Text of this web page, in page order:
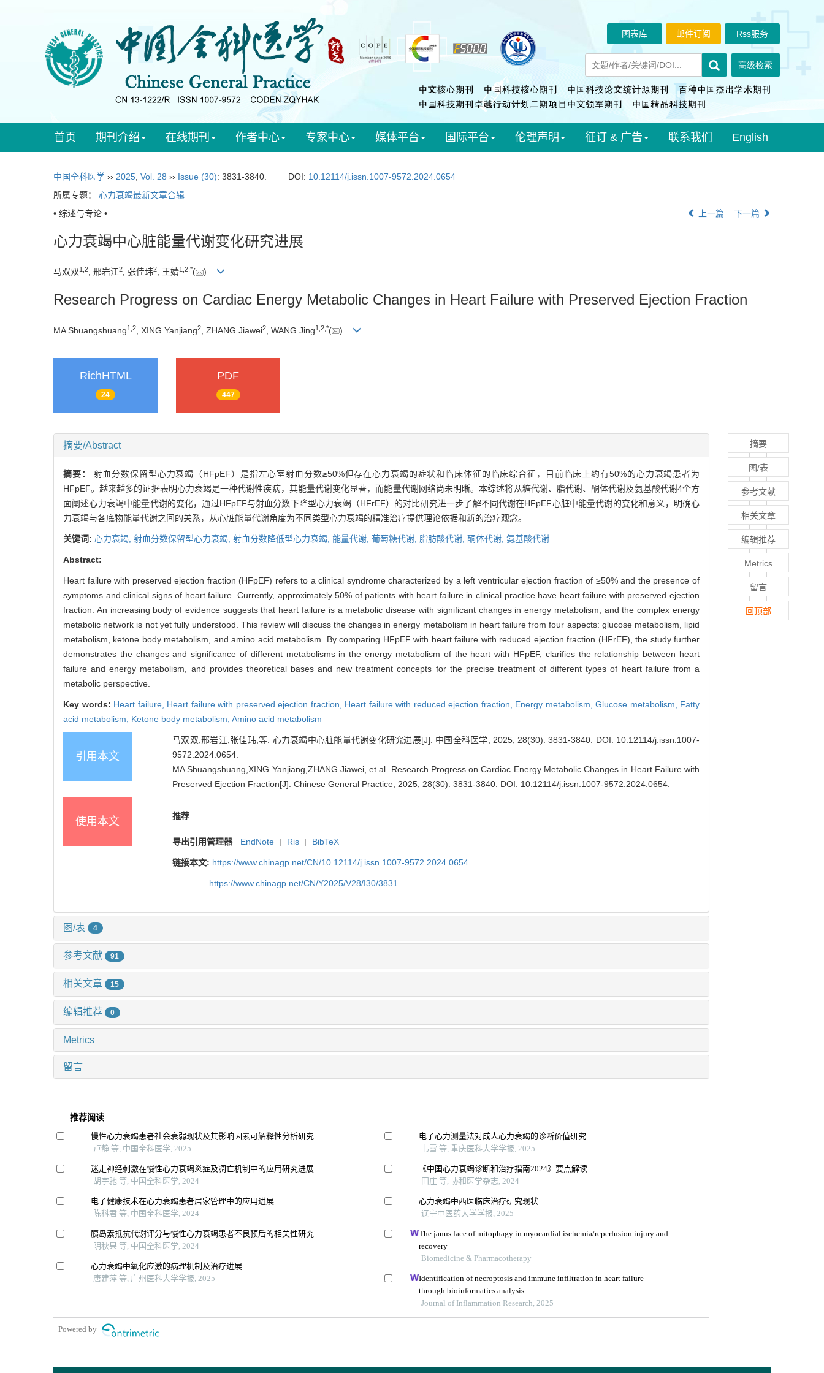
Rss服务
邮件订阅
图表库
首页 期刊介绍 在线期刊 作者中心 专家中心 媒体平台 国际平台 伦理声明 征订 & 广告 联系我们 English
中国全科医学 ›› 2025 Vol. 28 ›› Issue (30): 3831-3840. DOI: 10.12114/j.issn.1007-9572.2024.0654
所属专题： 心力衰竭最新文章合辑
• 综述与专论 •
上一篇 下一篇
心力衰竭中心脏能量代谢变化研究进展
马双双1 2, 邢岩江2, 张佳玮2, 王婧1 2 *( )
Research Progress on Cardiac Energy Metabolic Changes in Heart Failure with Preserved Ejection Fraction
MA Shuangshuang1 2 , XING Yanjiang2 , ZHANG Jiawei2 , WANG Jing1 2 *( )
RichHTML
24
PDF
447
摘要/Abstract
摘要： 射血分数保留型心力衰竭（HFpEF）是指左心室射血分数≥50%但存在心力衰竭的症状和临床体征的临床综合征，目前临床上约有50%的心力衰竭患者为
HFpEF。越来越多的证据表明心力衰竭是一种代谢性疾病，其能量代谢变化显著，而能量代谢网络尚未明晰。本综述将从糖代谢、脂代谢、酮体代谢及氨基酸代谢4个方
面阐述心力衰竭中能量代谢的变化，通过HFpEF与射血分数下降型心力衰竭（HFrEF）的对比研究进一步了解不同代谢在HFpEF心脏中能量代谢的变化和意义，明确心
力衰竭与各底物能量代谢之间的关系，从心脏能量代谢角度为不同类型心力衰竭的精准治疗提供理论依据和新的治疗观念。
关键词: 心力衰竭, 射血分数保留型心力衰竭, 射血分数降低型心力衰竭, 能量代谢, 葡萄糖代谢, 脂肪酸代谢, 酮体代谢, 氨基酸代谢
Abstract:
Heart failure with preserved ejection fraction (HFpEF) refers to a clinical syndrome characterized by a left ventricular ejection fraction of ≥50% and the presence of
symptoms and clinical signs of heart failure. Currently, approximately 50% of patients with heart failure in clinical practice have heart failure with preserved ejection
fraction. An increasing body of evidence suggests that heart failure is a metabolic disease with significant changes in energy metabolism, and the complex energy
metabolic network is not yet fully understood. This review will discuss the changes in energy metabolism in heart failure from four aspects: glucose metabolism, lipid
metabolism, ketone body metabolism, and amino acid metabolism. By comparing HFpEF with heart failure with reduced ejection fraction (HFrEF), the study further
demonstrates the changes and significance of different metabolisms in the energy metabolism of the heart with HFpEF, clarifies the relationship between heart
failure and energy metabolism, and provides theoretical bases and new treatment concepts for the precise treatment of different types of heart failure from a
metabolic perspective.
Key words: Heart failure, Heart failure with preserved ejection fraction, Heart failure with reduced ejection fraction, Energy metabolism, Glucose metabolism, Fatty
acid metabolism, Ketone body metabolism, Amino acid metabolism
引用本文
马双双,邢岩江,张佳玮,等. 心力衰竭中心脏能量代谢变化研究进展[J]. 中国全科医学, 2025, 28(30): 3831-3840. DOI: 10.12114/j.issn.1007-
9572.2024.0654
MA Shuangshuang,XING Yanjiang,ZHANG Jiawei, et al. Research Progress on Cardiac Energy Metabolic Changes in Heart Failure with
Preserved Ejection Fraction[J]. Chinese General Practice, 2025, 28(30): 3831-3840. DOI: 10.12114/j.issn.1007-9572.2024.0654
使用本文 推荐
导出引用管理器 EndNote | Ris | BibTeX
链接本文: https://www.chinagp.net/CN/10.12114/j.issn.1007-9572.2024.0654
https://www.chinagp.net/CN/Y2025/V28/I30/3831
图/表 4
参考文献 91
相关文章 15
编辑推荐 0
Metrics
留言
推荐阅读
慢性心力衰竭患者社会衰弱现状及其影响因素可解释性分析研究
卢静 等, 中国全科医学, 2025
迷走神经刺激在慢性心力衰竭炎症及凋亡机制中的应用研究进展
胡宇驰 等, 中国全科医学, 2024
电子健康技术在心力衰竭患者居家管理中的应用进展
陈科君 等, 中国全科医学, 2024
胰岛素抵抗代谢评分与慢性心力衰竭患者不良预后的相关性研究
阴秋果 等, 中国全科医学, 2024
心力衰竭中氧化应激的病理机制及治疗进展
唐建萍 等, 广州医科大学学报, 2025
电子心力测量法对成人心力衰竭的诊断价值研究
韦雪 等, 重庆医科大学学报, 2025
《中国心力衰竭诊断和治疗指南2024》要点解读
田庄 等, 协和医学杂志, 2024
心力衰竭中西医临床治疗研究现状
辽宁中医药大学学报, 2025
The janus face of mitophagy in myocardial ischemia/reperfusion injury and
recovery
Biomedicine & Pharmacotherapy
Identification of necroptosis and immune infiltration in heart failure
through bioinformatics analysis
Journal of Inflammation Research, 2025
Powered by
摘要
图/表
参考文献
相关文章
编辑推荐
Metrics
留言
回顶部